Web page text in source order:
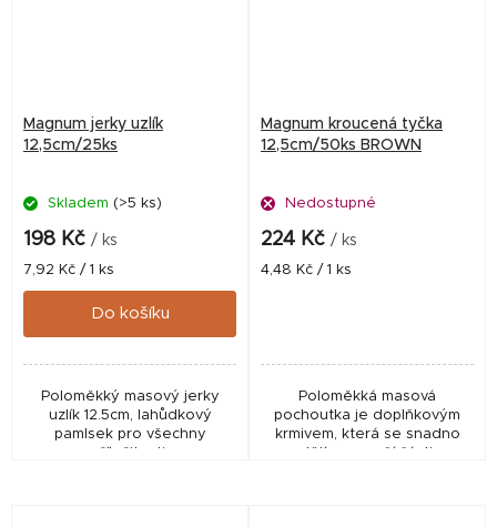
Magnum jerky uzlík
12,5cm/25ks
Skladem (>5 ks)
198 Kč / ks
Měrná
cena:
7,92 Kč / 1 ks
Do košíku
Poloměkký masový jerky
uzlík 12.5cm, lahůdkový
pamlsek pro všechny
příležitosti.
Magnum kroucená tyčka
12,5cm/50ks BROWN
Nedostupné
224 Kč / ks
Měrná
4,48 Kč / 1 ks
Poloměkká masová
pochoutka je doplňkovým
krmivem, která se snadno
dělí na menší části.